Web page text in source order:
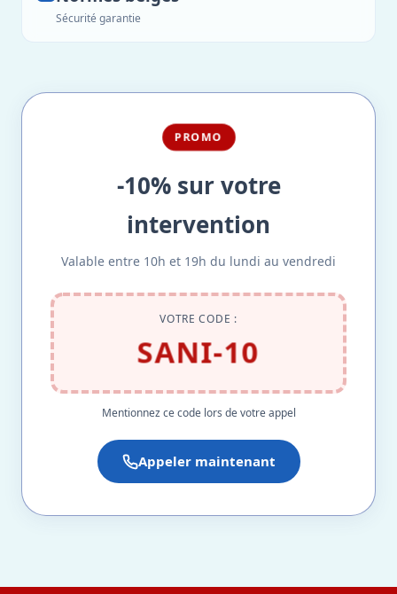
Sécurité garantie
PROMO
-10% sur votre
intervention
Valable entre 10h et 19h du lundi au vendredi
VOTRE CODE :
SANI-10
Mentionnez ce code lors de votre appel
Appeler maintenant